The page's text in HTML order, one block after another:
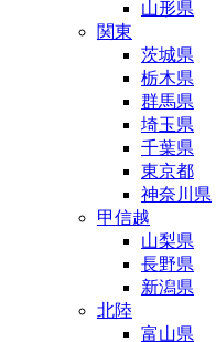
山形県
関東
茨城県
栃木県
群馬県
埼玉県
千葉県
東京都
神奈川県
甲信越
山梨県
長野県
新潟県
北陸
富山県